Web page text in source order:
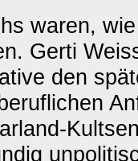
waren,
Gerti
den